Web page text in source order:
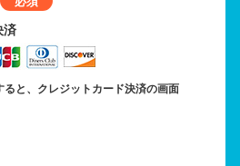
済
と、クレジットカード決済の画面